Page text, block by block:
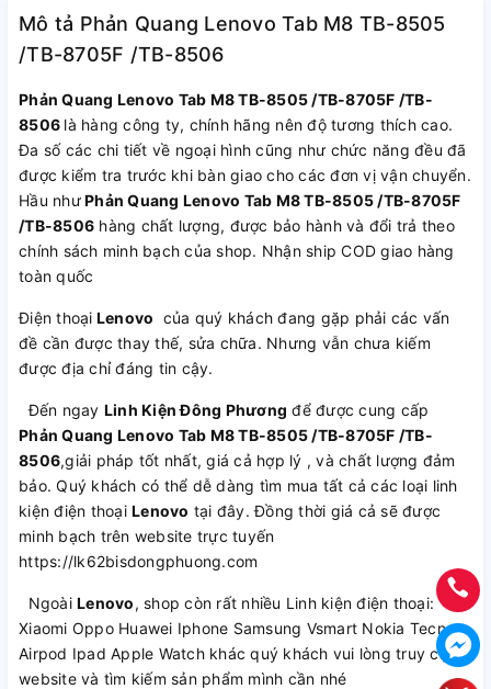
Mô tả Phản Quang Lenovo Tab M8 TB-8505
/TB-8705F /TB-8506
Phản Quang Lenovo Tab M8 TB-8505 /TB-8705F /TB-
8506 là hàng công ty, chính hãng nên độ tương thích cao.
Đa số các chi tiết về ngoại hình cũng như chức năng đều đã
được kiểm tra trước khi bàn giao cho các đơn vị vận chuyển.
Hầu nhưPhản Quang Lenovo Tab M8 TB-8505 /TB-8705F
/TB-8506 hàng chất lượng, được bảo hành và đổi trả theo
chính sách minh bạch của shop. Nhận ship COD giao hàng
toàn quốc
Điện thoại Lenovo của quý khách đang gặp phải các vấn
đề cần được thay thế, sửa chữa. Nhưng vẫn chưa kiếm
được địa chỉ đáng tin cậy.
Đến ngay Linh Kiện Đông Phương để được cung cấp
Phản Quang Lenovo Tab M8 TB-8505 /TB-8705F /TB-
8506,giải pháp tốt nhất, giá cả hợp lý , và chất lượng đảm
bảo. Quý khách có thể dễ dàng tìm mua tất cả các loại linh
kiện điện thoại Lenovo tại đây. Đồng thời giá cả sẽ được
minh bạch trên website trực tuyến
https://lk62bisdongphuong.com
Ngoài Lenovo, shop còn rất nhiều Linh kiện điện thoại:
Xiaomi Oppo Huawei Iphone Samsung Vsmart Nokia Tecno
Airpod Ipad Apple Watch khác quý khách vui lòng truy cập
website và tìm kiếm sản phẩm mình cần nhé